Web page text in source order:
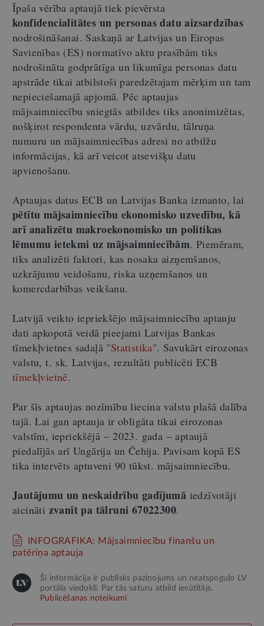
Īpaša vērība aptaujā tiek pievērsta
konfidencialitātes un personas datu aizsardzības
nodrošināšanai. Saskaņā ar Latvijas un Eiropas
Savienības (ES) normatīvo aktu prasībām tiks
nodrošināta godprātīga un likumīga personas datu
apstrāde tikai atbilstoši paredzētajam mērķim un tam
nepieciešamajā apjomā. Pēc aptaujas
mājsaimniecību sniegtās atbildes tiks anonimizētas,
nošķirot respondenta vārdu, uzvārdu, tālruņa
numuru un mājsaimniecības adresi no atbilžu
informācijas, kā arī veicot atsevišķu datu
apvienošanu.
Aptaujas datus ECB un Latvijas Banka izmanto, lai
pētītu mājsaimniecību ekonomisko uzvedību, kā
arī analizētu makroekonomisko un politikas
lēmumu ietekmi uz mājsaimniecībām. Piemēram,
tiks analizēti faktori, kas nosaka aizņemšanos,
uzkrājumu veidošanu, riska uzņemšanos un
komercdarbības veikšanu.
Latvijā veikto iepriekšējo mājsaimniecību aptauju
dati apkopotā veidā pieejami Latvijas Bankas
tīmekļvietnes sadaļā "Statistika". Savukārt eirozonas
valstu, t. sk. Latvijas, rezultāti publicēti ECB
tīmekļvietnē.
Par šīs aptaujas nozīmību liecina valstu plašā dalība
tajā. Lai gan aptauja ir obligāta tikai eirozonas
valstīm, iepriekšējā – 2023. gada – aptaujā
piedalījās arī Ungārija un Čehija. Pavisam kopā ES
tika intervēts aptuveni 90 tūkst. mājsaimniecību.
Jautājumu un neskaidrību gadījumā iedzīvotāji
aicināti zvanīt pa tālruni 67022300.
INFOGRAFIKA: Mājsaimniecību finanšu un
patēriņa aptauja
Šī informācija ir publisks paziņojums un neatspoguļo LV
portāla viedokli. Par tās saturu atbild iesūtītājs.
Publicēšanas noteikumi